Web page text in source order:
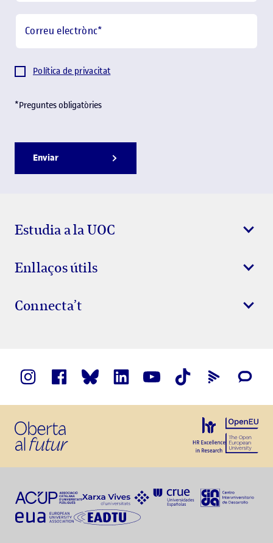
Correu electrònc*
Política de privacitat
*Preguntes obligatòries
Enviar
Estudia a la UOC
Enllaços útils
Connecta’t